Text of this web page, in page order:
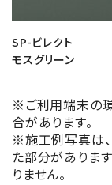
SP-ビレクト
モスグリーン
※ご利用端末の
合があります。
※施工例写真は
た部分がありま
りません。